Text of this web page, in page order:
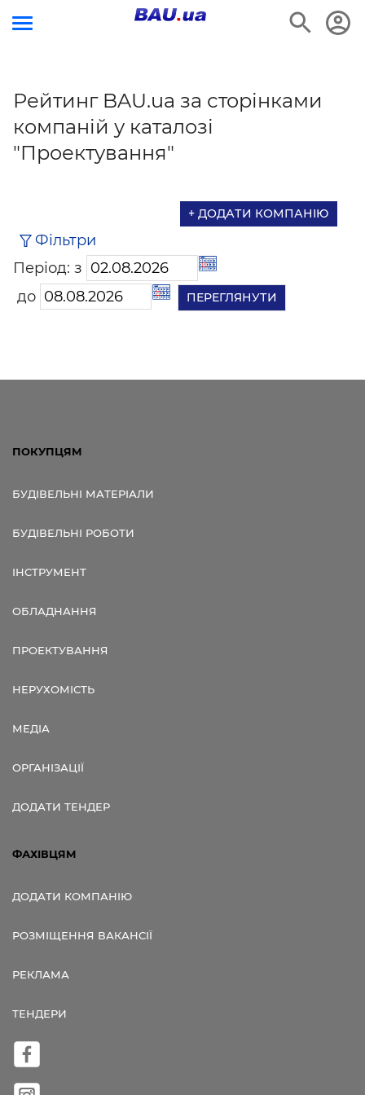
Рейтинг BAU.ua за сторінками
компаній у каталозі
"Проектування"
+ ДОДАТИ КОМПАНІЮ
Фільтри
Період: з
до
ПОКУПЦЯМ
БУДІВЕЛЬНІ МАТЕРІАЛИ
БУДІВЕЛЬНІ РОБОТИ
ІНСТРУМЕНТ
ОБЛАДНАННЯ
ПРОЕКТУВАННЯ
НЕРУХОМІСТЬ
МЕДІА
ОРГАНІЗАЦІЇ
ДОДАТИ ТЕНДЕР
ФАХІВЦЯМ
ДОДАТИ КОМПАНІЮ
РОЗМІЩЕННЯ ВАКАНСІЇ
РЕКЛАМА
ТЕНДЕРИ